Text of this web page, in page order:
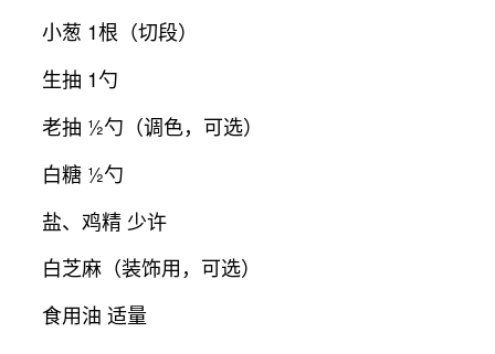
小葱 1根（切段）
生抽 1勺
老抽 ½勺（调色，可选）
白糖 ½勺
盐、鸡精 少许
白芝麻（装饰用，可选）
食用油 适量